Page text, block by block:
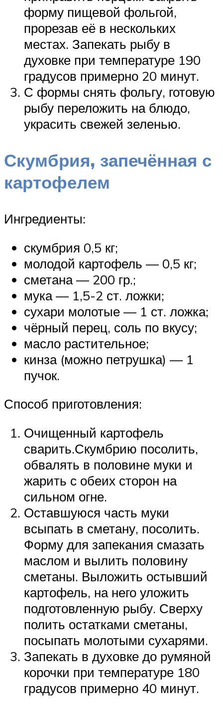
форму пищевой фольгой,
прорезав её в нескольких
местах. Запекать рыбу в
духовке при температуре 190
градусов примерно 20 минут.
С формы снять фольгу, готовую
рыбу переложить на блюдо,
украсить свежей зеленью.
Скумбрия, запечённая с
картофелем
Ингредиенты:
скумбрия 0,5 кг;
молодой картофель — 0,5 кг;
сметана — 200 гр.;
мука — 1,5-2 ст. ложки;
сухари молотые — 1 ст. ложка;
чёрный перец, соль по вкусу;
масло растительное;
кинза (можно петрушка) — 1
пучок.
Способ приготовления:
Очищенный картофель
сварить.Скумбрию посолить,
обвалять в половине муки и
жарить с обеих сторон на
сильном огне.
Оставшуюся часть муки
всыпать в сметану, посолить.
Форму для запекания смазать
маслом и вылить половину
сметаны. Выложить остывший
картофель, на него уложить
подготовленную рыбу. Сверху
полить остатками сметаны,
посыпать молотыми сухарями.
Запекать в духовке до румяной
корочки при температуре 180
градусов примерно 40 минут.